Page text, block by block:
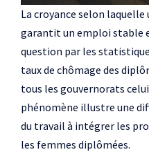
La croyance selon laquelle
garantit un emploi stable
question par les
taux de chômage des
tous les gouvernorats
phénomène illustre une
du travail à intégrer les
les femmes diplômées.